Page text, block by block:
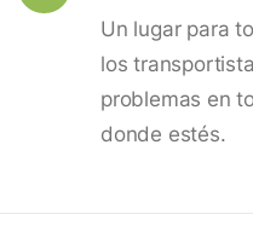
Un lugar para
los
problemas en
donde estés.